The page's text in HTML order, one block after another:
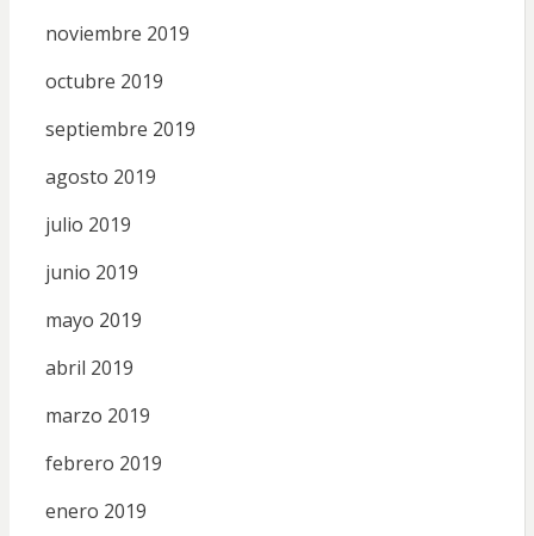
noviembre 2019
octubre 2019
septiembre 2019
agosto 2019
julio 2019
junio 2019
mayo 2019
abril 2019
marzo 2019
febrero 2019
enero 2019